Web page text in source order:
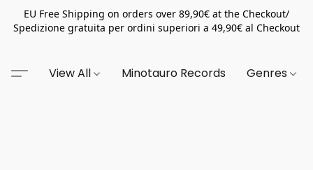
EU Free Shipping on orders over 89,90€ at the Checkout/
Spedizione gratuita per ordini superiori a 49,90€ al Checkout
View All Minotauro Records Genres